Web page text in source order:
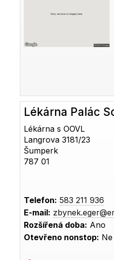
Lékárna Palác
Lékárna s OOVL
Langrova 3181/23
Šumperk
787 01
Telefon: 583 211 936
E-mail:
Rozšířená doba: Ano
Otevřeno nonstop: Ne